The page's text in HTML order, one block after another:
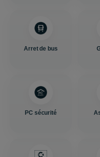
Arret de bus
PC sécurité